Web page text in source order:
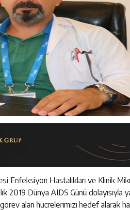
Enfeksiyon Hastalıkları ve Klinik
2019 Dünya AIDS Günü dolayısıyla
alan hücrelerimizi hedef alarak